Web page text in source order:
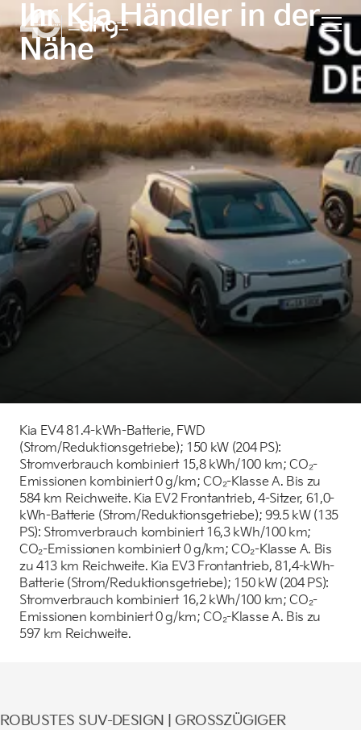
Aktion
Unternehmen
Standorte
Der neue BMW X5.
Geschaffen, um vorauszugehen.
Ihr Kia Händler in der
Nähe
Kia EV4 81.4-kWh-Batterie, FWD
(Strom/Reduktionsgetriebe); 150 kW (204 PS):
Stromverbrauch kombiniert 15,8 kWh/100 km; CO₂-
Emissionen kombiniert 0 g/km; CO₂-Klasse A. Bis zu
584 km Reichweite. Kia EV2 Frontantrieb, 4-Sitzer, 61,0-
kWh-Batterie (Strom/Reduktionsgetriebe); 99.5 kW (135
PS): Stromverbrauch kombiniert 16,3 kWh/100 km;
CO₂-Emissionen kombiniert 0 g/km; CO₂-Klasse A. Bis
zu 413 km Reichweite. Kia EV3 Frontantrieb, 81,4-kWh-
Batterie (Strom/Reduktionsgetriebe); 150 kW (204 PS):
Stromverbrauch kombiniert 16,2 kWh/100 km; CO₂-
Emissionen kombiniert 0 g/km; CO₂-Klasse A. Bis zu
597 km Reichweite.
ROBUSTES SUV-DESIGN | GROSSZÜGIGER I